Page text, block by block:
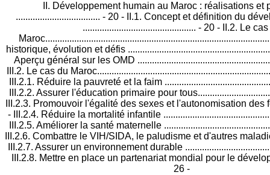
II. Développement humain au Maroc : réalisations et
................................... - 20 - II.1. Concept et définition du
............................................... - 20 - II.2. Le
historique, évolution et défis
Aperçu général sur les OMD
III.2. Le cas du
III.2.1. Réduire la pauvreté et la faim
III.2.2. Assurer l'éducation primaire pour
III.2.3. Promouvoir l'égalité des sexes et l'autonomisation des
- III.2.4. Réduire la mortalité infantile
III.2.5. Améliorer la santé maternelle
III.2.6. Combattre le VIH/SIDA, le paludisme et d'autres
III.2.7. Assurer un environnement durable
III.2.8. Mettre en place un partenariat mondial pour le
26 -